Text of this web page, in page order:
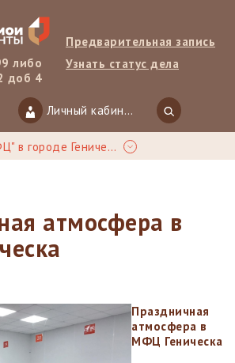
либо
доб 4
Предварительная запись
Узнать статус дела
Личный кабинет
Филиал ГКУ ХО "МФЦ" в городе Геническ
атмосфера в
Праздничная
атмосфера в
МФЦ Геническа